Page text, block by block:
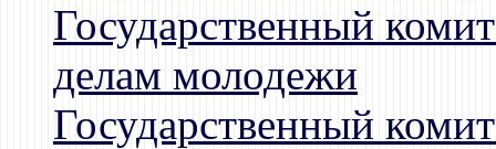
Государственный
делам молодежи
Государственный